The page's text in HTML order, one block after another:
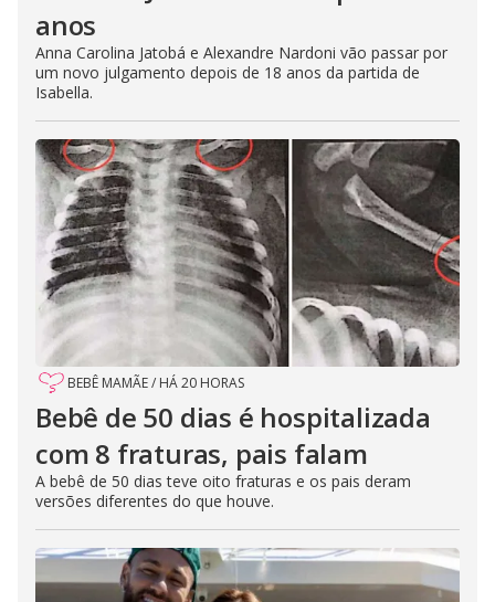
anos
Anna Carolina Jatobá e Alexandre Nardoni vão passar por
um novo julgamento depois de 18 anos da partida de
Isabella.
BEBÊ MAMÃE/ HÁ 20 HORAS
Bebê de 50 dias é hospitalizada
com 8 fraturas, pais falam
A bebê de 50 dias teve oito fraturas e os pais deram
versões diferentes do que houve.